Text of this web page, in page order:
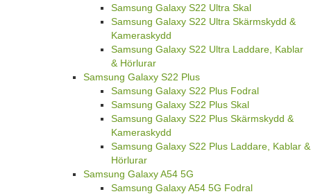
Samsung Galaxy S22 Ultra Skal
Samsung Galaxy S22 Ultra Skärmskydd &
Kameraskydd
Samsung Galaxy S22 Ultra Laddare, Kablar
& Hörlurar
Samsung Galaxy S22 Plus
Samsung Galaxy S22 Plus Fodral
Samsung Galaxy S22 Plus Skal
Samsung Galaxy S22 Plus Skärmskydd &
Kameraskydd
Samsung Galaxy S22 Plus Laddare, Kablar &
Hörlurar
Samsung Galaxy A54 5G
Samsung Galaxy A54 5G Fodral